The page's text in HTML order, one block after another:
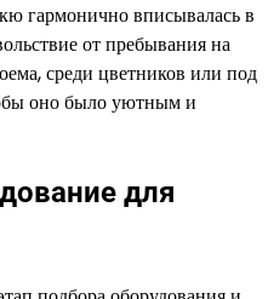
гармонично вписывалась в
от пребывания на
среди цветников или под
оно было уютным и
для